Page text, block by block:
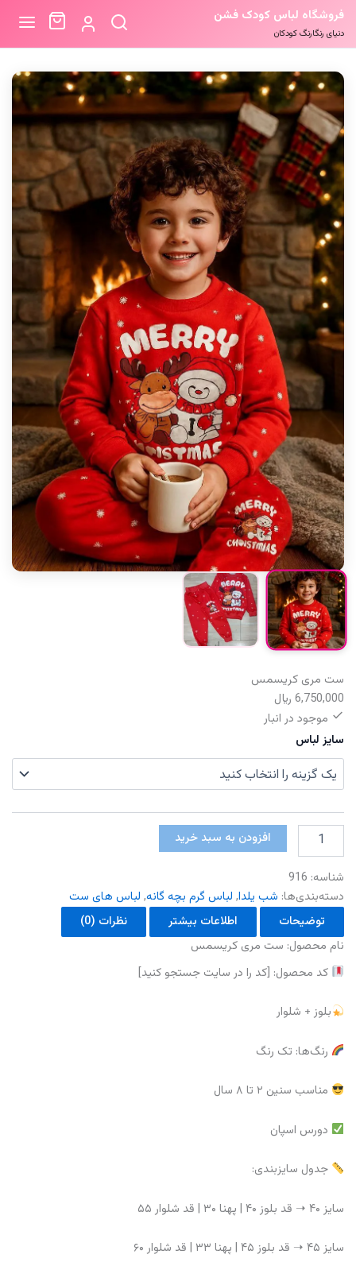
فروشگاه لباس کودک فشن
دنیای رنگارنگ کودکان
ست مری کریسمس
6,750,000 ﷼
موجود در انبار
سایز لباس
عدد
افزودن به سبد خرید
شناسه: 916
دسته‌بندی‌ها: شب یلدا, لباس گرم بچه گانه, لباس های ست
توضیحات
اطلاعات بیشتر
نظرات (0)
نام محصول: ست مری کریسمس
کد محصول: [کد را در سایت جستجو کنید]
بلوز + شلوار
رنگ‌ها: تک رنگ
مناسب سنین ۲ تا ۸ سال
دورس اسپان
جدول سایزبندی:
سایز ۴۰ ➝ قد بلوز ۴۰ | پهنا ۳۰ | قد شلوار ۵۵
سایز ۴۵ ➝ قد بلوز ۴۵ | پهنا ۳۳ | قد شلوار ۶۰